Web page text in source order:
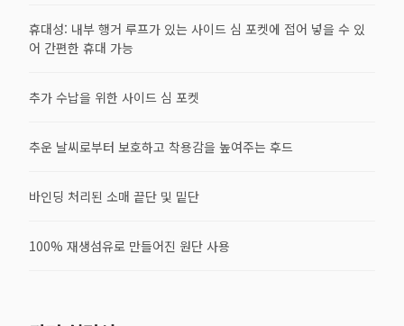
휴대성: 내부 행거 루프가 있는 사이드 심 포켓에 접어 넣을 수 있
어 간편한 휴대 가능
추가 수납을 위한 사이드 심 포켓
추운 날씨로부터 보호하고 착용감을 높여주는 후드
바인딩 처리된 소매 끝단 및 밑단
100% 재생섬유로 만들어진 원단 사용